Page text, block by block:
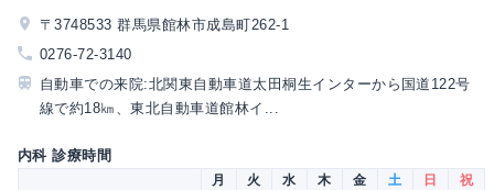
〒3748533 群馬県館林市成島町262-1
0276-72-3140
自動車での来院:北関東自動車道太田桐生インターから国道122号
線で約18㎞、東北自動車道館林イ...
内科 診療時間
月 火 水 木 金 土 日
祝